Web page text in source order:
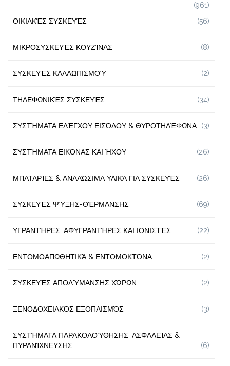
(961)
ΟΙΚΙΑΚΈΣ ΣΥΣΚΕΥΈΣ
(56)
ΜΙΚΡΟΣΥΣΚΕΥΈΣ ΚΟΥΖΊΝΑΣ (8)
ΣΥΣΚΕΥΈΣ ΚΑΛΛΩΠΙΣΜΟΎ (2)
ΤΗΛΕΦΩΝΙΚΈΣ ΣΥΣΚΕΥΈΣ (34)
ΣΥΣΤΉΜΑΤΑ ΕΛΈΓΧΟΥ ΕΙΣΌΔΟΥ & ΘΥΡΟΤΗΛΈΦΩΝΑ (3)
ΣΥΣΤΉΜΑΤΑ ΕΙΚΌΝΑΣ ΚΑΙ ΉΧΟΥ (26)
ΜΠΑΤΑΡΊΕΣ & ΑΝΑΛΏΣΙΜΑ ΥΛΙΚΆ ΓΙΑ ΣΥΣΚΕΥΈΣ (26)
ΣΥΣΚΕΥΈΣ ΨΎΞΗΣ-ΘΈΡΜΑΝΣΗΣ (69)
ΥΓΡΑΝΤΉΡΕΣ, ΑΦΥΓΡΑΝΤΉΡΕΣ ΚΑΙ ΙΟΝΙΣΤΈΣ (22)
ΕΝΤΟΜΟΑΠΩΘΗΤΙΚΆ & ΕΝΤΟΜΟΚΤΌΝΑ (2)
ΣΥΣΚΕΥΈΣ ΑΠΟΛΎΜΑΝΣΗΣ ΧΏΡΩΝ (2)
ΞΕΝΟΔΟΧΕΙΑΚΌΣ ΕΞΟΠΛΙΣΜΌΣ (3)
ΣΥΣΤΉΜΑΤΑ ΠΑΡΑΚΟΛΟΎΘΗΣΗΣ, ΑΣΦΑΛΕΊΑΣ &
ΠΥΡΑΝΊΧΝΕΥΣΗΣ
(6)